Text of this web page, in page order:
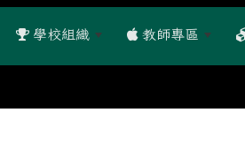
學校組織 教師專區